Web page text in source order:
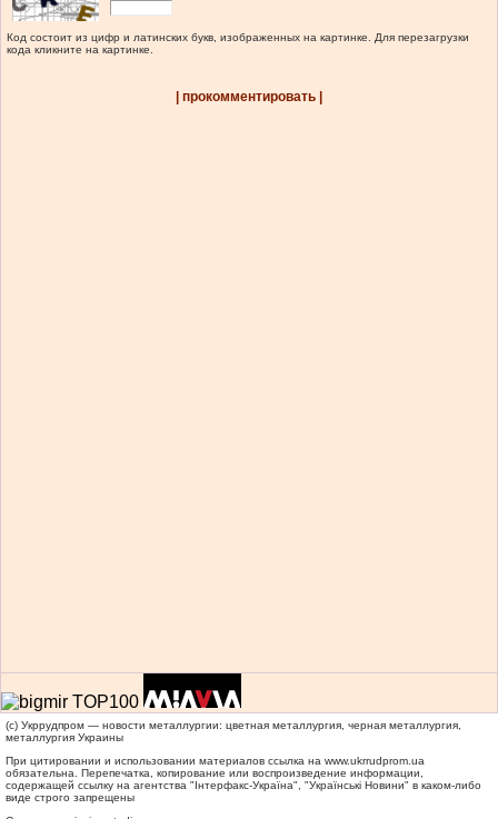
Код состоит из цифр и латинских букв, изображенных на картинке. Для перезагрузки
кода кликните на картинке.
| прокомментировать |
(c) Укррудпром — новости металлургии: цветная металлургия, черная металлургия,
металлургия Украины
При цитировании и использовании материалов ссылка на www.ukrrudprom.ua
обязательна. Перепечатка, копирование или воспроизведение информации,
содержащей ссылку на агентства "Iнтерфакс-Україна", "Українськi Новини" в каком-либо
виде строго запрещены